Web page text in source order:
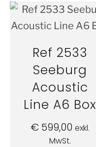
Ref 2533
Seeburg
Acoustic
Line A6 Box
€ 599,00 exkl.
MwSt.